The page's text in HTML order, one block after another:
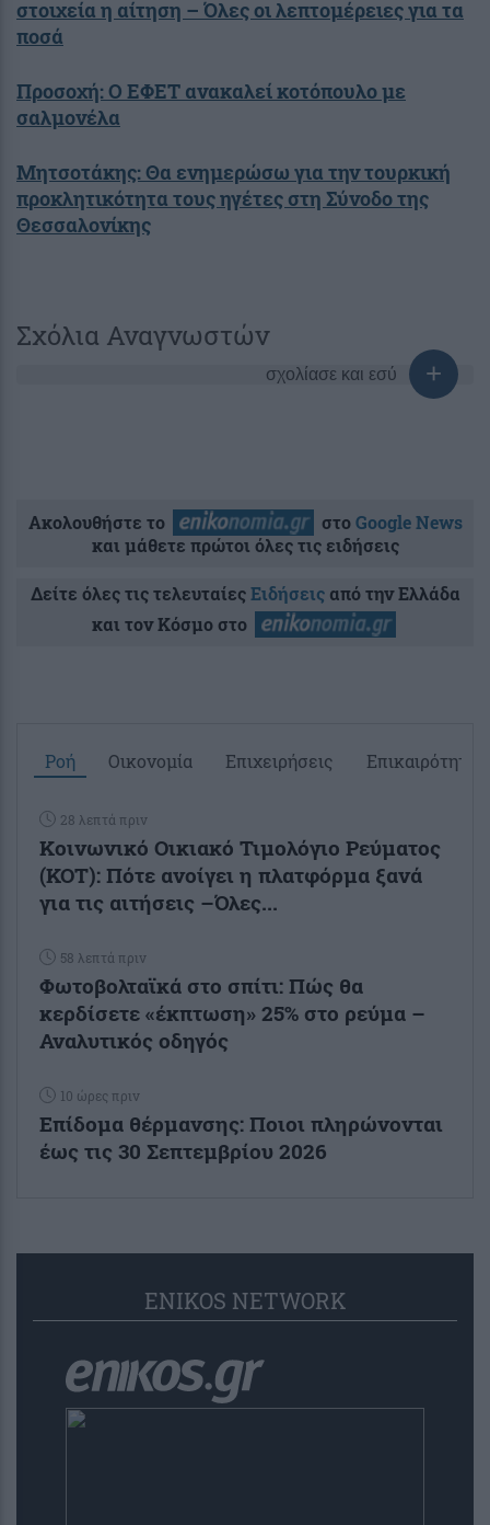
στοιχεία η αίτηση – Όλες οι λεπτομέρειες για τα
ποσά
Προσοχή: Ο ΕΦΕΤ ανακαλεί κοτόπουλο με
σαλμονέλα
Μητσοτάκης: Θα ενημερώσω για την τουρκική
προκλητικότητα τους ηγέτες στη Σύνοδο της
Θεσσαλονίκης
Σχόλια Αναγνωστών
σχολίασε και εσύ
Ακολουθήστε το στοGoogle News
και μάθετε πρώτοι όλες τις ειδήσεις
Δείτε όλες τις τελευταίεςΕιδήσειςαπό την Ελλάδα
και τον Κόσμο στο
Ροή Οικονομία Επιχειρήσεις Επικαιρότητα
28 λεπτά πριν
Κοινωνικό Οικιακό Τιμολόγιο Ρεύματος
(ΚΟΤ): Πότε ανοίγει η πλατφόρμα ξανά
για τις αιτήσεις –Όλες...
58 λεπτά πριν
Φωτοβολταϊκά στο σπίτι: Πώς θα
κερδίσετε «έκπτωση» 25% στο ρεύμα –
Αναλυτικός οδηγός
10 ώρες πριν
Επίδομα θέρμανσης: Ποιοι πληρώνονται
έως τις 30 Σεπτεμβρίου 2026
ENIKOS NETWORK